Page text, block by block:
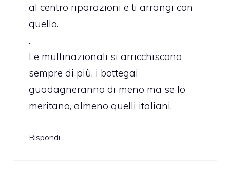
al centro riparazioni e ti arrangi con
quello.
.
Le multinazionali si arricchiscono
sempre di più, i bottegai
guadagneranno di meno ma se lo
meritano, almeno quelli italiani.
Rispondi